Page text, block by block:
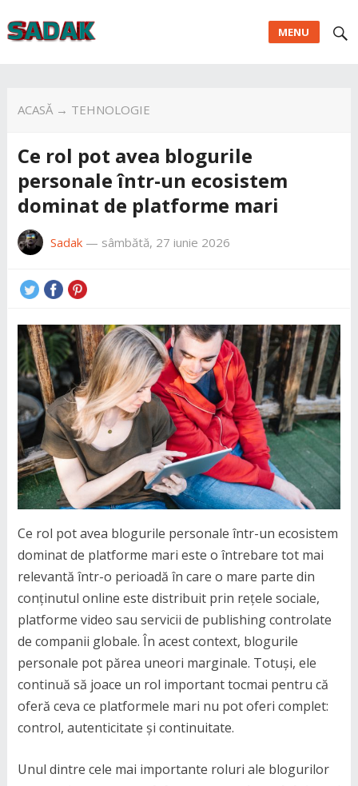
MENU
ACASĂ→ TEHNOLOGIE
Ce rol pot avea blogurile
personale într-un ecosistem
dominat de platforme mari
Sadak— sâmbătă, 27 iunie 2026
Ce rol pot avea blogurile personale într-un ecosistem
dominat de platforme mari este o întrebare tot mai
relevantă într-o perioadă în care o mare parte din
conținutul online este distribuit prin rețele sociale,
platforme video sau servicii de publishing controlate
de companii globale. În acest context, blogurile
personale pot părea uneori marginale. Totuși, ele
continuă să joace un rol important tocmai pentru că
oferă ceva ce platformele mari nu pot oferi complet:
control, autenticitate și continuitate.
Unul dintre cele mai importante roluri ale blogurilor